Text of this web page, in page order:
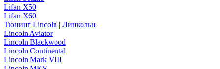
Lifan X50
Lifan X60
Тюнинг Lincoln | Линкольн
Lincoln Aviator
Lincoln Blackwood
Lincoln Continental
Lincoln Mark VIII